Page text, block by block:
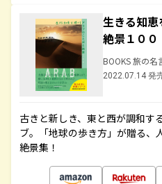
生きる知
絶景１００
BOOKS 旅の名
2022.07.14 発
古きと新しき、東と西が調和す
ブ。「地球の歩き方」が贈る、
絶景集！